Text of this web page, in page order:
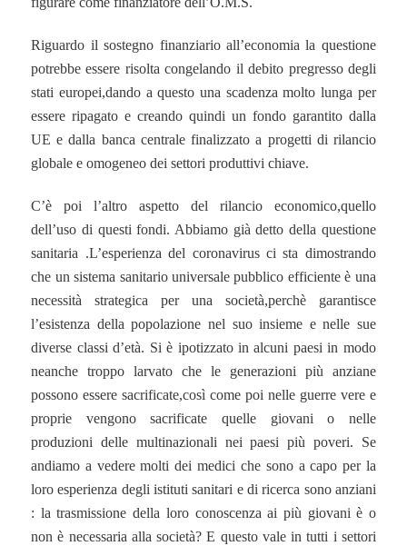
Riguardo il sostegno finanziario all’economia la questione
potrebbe essere risolta congelando il debito pregresso degli
stati europei,dando a questo una scadenza molto lunga per
essere ripagato e creando quindi un fondo garantito dalla
UE e dalla banca centrale finalizzato a progetti di rilancio
globale e omogeneo dei settori produttivi chiave.
C’è poi l’altro aspetto del rilancio economico,quello
dell’uso di questi fondi. Abbiamo già detto della questione
sanitaria .L’esperienza del coronavirus ci sta dimostrando
che un sistema sanitario universale pubblico efficiente è una
necessità strategica per una società,perchè garantisce
l’esistenza della popolazione nel suo insieme e nelle sue
diverse classi d’età. Si è ipotizzato in alcuni paesi in modo
neanche troppo larvato che le generazioni più anziane
possono essere sacrificate,così come poi nelle guerre vere e
proprie vengono sacrificate quelle giovani o nelle
produzioni delle multinazionali nei paesi più poveri. Se
andiamo a vedere molti dei medici che sono a capo per la
loro esperienza degli istituti sanitari e di ricerca sono anziani
: la trasmissione della loro conoscenza ai più giovani è o
non è necessaria alla società? E questo vale in tutti i settori